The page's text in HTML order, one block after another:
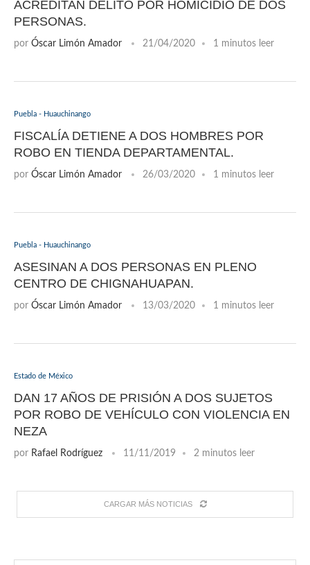
ACREDITAN DELITO POR HOMICIDIO DE DOS
PERSONAS.
por Óscar Limón Amador 21/04/2020 1 minutos leer
Puebla - Huauchinango
FISCALÍA DETIENE A DOS HOMBRES POR
ROBO EN TIENDA DEPARTAMENTAL.
por Óscar Limón Amador 26/03/2020 1 minutos leer
Puebla - Huauchinango
ASESINAN A DOS PERSONAS EN PLENO
CENTRO DE CHIGNAHUAPAN.
por Óscar Limón Amador 13/03/2020 1 minutos leer
Estado de México
DAN 17 AÑOS DE PRISIÓN A DOS SUJETOS
POR ROBO DE VEHÍCULO CON VIOLENCIA EN
NEZA
por Rafael Rodríguez 11/11/2019 2 minutos leer
CARGAR MÁS NOTICIAS